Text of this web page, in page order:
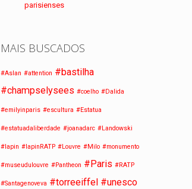
parisienses
MAIS BUSCADOS
#Aslan #attention #bastilha
#champselysees #coelho #Dalida
#emilyinparis #escultura #Estatua
#estatuadaliberdade #joanadarc #Landowski
#lapin #lapinRATP #Louvre #Milo #monumento
#museudulouvre #Pantheon #Paris #RATP
#Santagenoveva #torreeiffel #unesco